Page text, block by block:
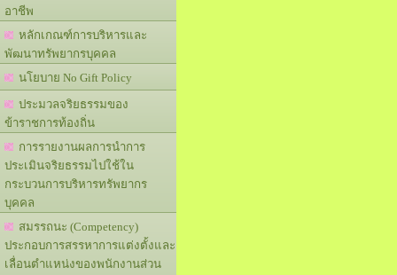
อาชีพ
หลักเกณฑ์การบริหารและ
พัฒนาทรัพยากรบุคคล
นโยบาย No Gift Policy
ประมวลจริยธรรมของ
ข้าราชการท้องถิ่น
การรายงานผลการนำการ
ประเมินจริยธรรมไปใช้ใน
กระบวนการบริหารทรัพยากร
บุคคล
สมรรถนะ (Competency)
ประกอบการสรรหาการแต่งตั้งและ
เลื่อนตำแหน่งของพนักงานส่วน